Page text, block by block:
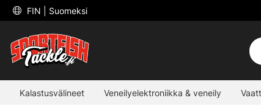
FIN | Suomeksi
Kalastusvälineet Veneilyelektroniikka & veneily